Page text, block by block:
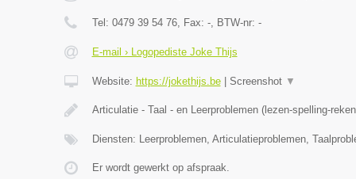
Tel: 0479 39 54 76, Fax: -, BTW-nr: -
E-mail › Logopediste Joke Thijs
Website: https://jokethijs.be| Screenshot ▼
Articulatie - Taal - en Leerproblemen (lezen-spelling-
Diensten: Leerproblemen, Articulatieproblemen,
Er wordt gewerkt op afspraak.